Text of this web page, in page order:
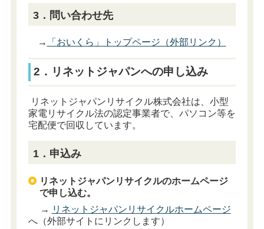
3．問い合わせ先
→ 「おいくら」トップページ（外部リンク）
2．リネットジャパンへの申し込み
リネットジャパンリサイクル株式会社は、小型
家電リサイクル法の認定事業者で、パソコン等を
宅配便で回収しています。
1．申込み
リネットジャパンリサイクルのホームページ
で申し込む。
→ リネットジャパンリサイクルホームページ
へ（外部サイトにリンクします）